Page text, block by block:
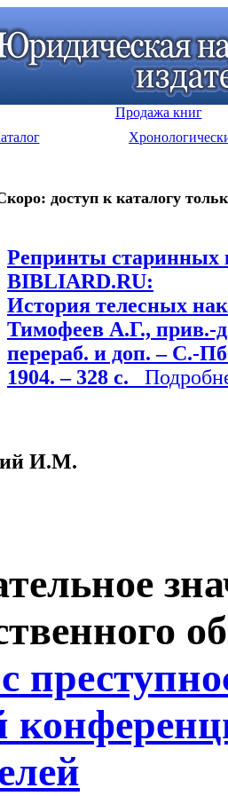
Продажа книг
доступ к каталогу
Репринты старинных
BIBLIARD.RU:
История телесных
Тимофеев А.Г., прив.-
перераб. и доп. – С.-
1904. – 328 с.
И.М.